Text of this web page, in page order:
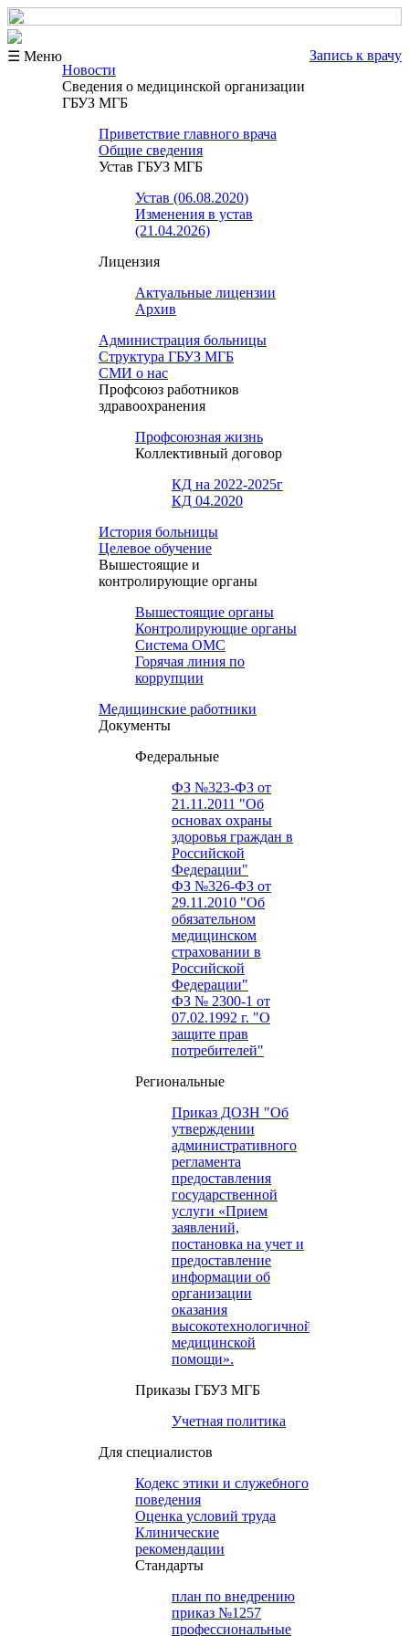
☰ Меню
Запись к врачу
Новости
Сведения о медицинской организации
ГБУЗ МГБ
Приветствие главного врача
Общие сведения
Устав ГБУЗ МГБ
Устав (06.08.2020)
Изменения в устав
(21.04.2026)
Лицензия
Актуальные лицензии
Архив
Администрация больницы
Структура ГБУЗ МГБ
СМИ о нас
Профсоюз работников
здравоохранения
Профсоюзная жизнь
Коллективный договор
КД на 2022-2025г
КД 04.2020
История больницы
Целевое обучение
Вышестоящие и
контролирующие органы
Вышестоящие органы
Контролирующие органы
Система ОМС
Горячая линия по
коррупции
Медицинские работники
Документы
Федеральные
ФЗ №323-ФЗ от
21.11.2011 "Об
основах охраны
здоровья граждан в
Российской
Федерации"
ФЗ №326-ФЗ от
29.11.2010 "Об
обязательном
медицинском
страховании в
Российской
Федерации"
ФЗ № 2300-1 от
07.02.1992 г. "О
защите прав
потребителей"
Региональные
Приказ ДОЗН "Об
утверждении
административного
регламента
предоставления
государственной
услуги «Прием
заявлений,
постановка на учет и
предоставление
информации об
организации
оказания
высокотехнологичной
медицинской
помощи».
Приказы ГБУЗ МГБ
Учетная политика
Для специалистов
Кодекс этики и служебного
поведения
Оценка условий труда
Клинические
рекомендации
Cтандарты
план по внедрению
приказ №1257
профессиональные